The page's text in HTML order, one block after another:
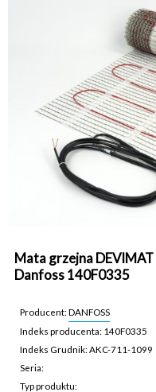
Mata grzejna
Danfoss 140F0335
Producent:DANFOSS
Indeks producenta: 140F0335
Indeks Grudnik: AKC-711-1099
Seria:
Typ produktu: